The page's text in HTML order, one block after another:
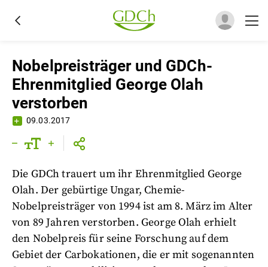
Nobelpreisträger und GDCh-
Ehrenmitglied George Olah
verstorben
09.03.2017
Die GDCh trauert um ihr Ehrenmitglied George
Olah. Der gebürtige Ungar, Chemie-
Nobelpreisträger von 1994 ist am 8. März im Alter
von 89 Jahren verstorben. George Olah erhielt
den Nobelpreis für seine Forschung auf dem
Gebiet der Carbokationen, die er mit sogenannten